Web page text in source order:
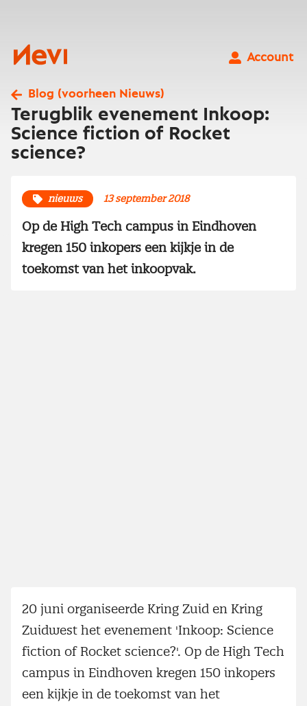
Nevi
Account
Blog (voorheen Nieuws)
Terugblik evenement Inkoop:
Science fiction of Rocket
science?
nieuws 13 september 2018
Op de High Tech campus in Eindhoven
kregen 150 inkopers een kijkje in de
toekomst van het inkoopvak.
20 juni organiseerde Kring Zuid en Kring
Zuidwest het evenement 'Inkoop: Science
fiction of Rocket science?'. Op de High Tech
campus in Eindhoven kregen 150 inkopers
een kijkje in de toekomst van het